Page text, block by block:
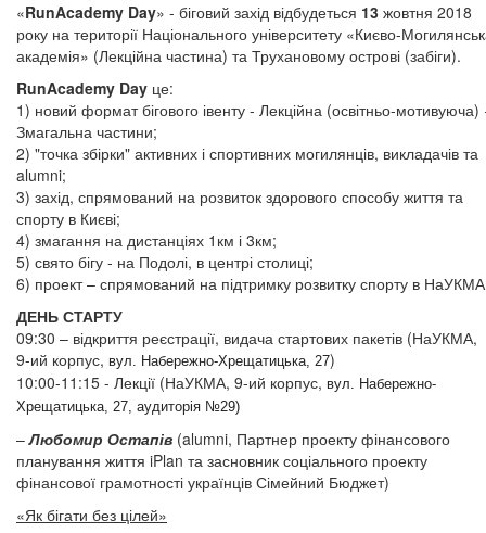
«RunAcademy Day» - біговий захід відбудеться 13 жовтня 2018
року на території Національного університету «Києво-
академія» (Лекційна частина) та Трухановому острові (забіги).
RunAcademy Day це:
1) новий формат бігового івенту - Лекційна (освітньо-мотивуюча)
Змагальна частини;
2) "точка збірки" активних і спортивних могилянців, викладачів та
alumni;
3) захід, спрямований на розвиток здорового способу життя та
спорту в Києві;
4) змагання на дистанціях 1км і 3км;
5) свято бігу - на Подолі, в центрі столиці;
6) проект – спрямований на підтримку розвитку спорту в НаУКМА
ДЕНЬ СТАРТУ
09:30 – відкриття реєстрації, видача стартових пакетів (НаУКМА,
9-ий корпус, вул. Набережно-Хрещатицька, 27)
10:00-11:15 - Лекції (НаУКМА, 9-ий корпус, вул. Набережно-
Хрещатицька, 27, аудиторія №29)
–Любомир Остапів (alumni, Партнер проекту фінансового
планування життя iPlan та засновник соціального проекту
фінансової грамотності українців Сімейний Бюджет)
«Як бігати без цілей»